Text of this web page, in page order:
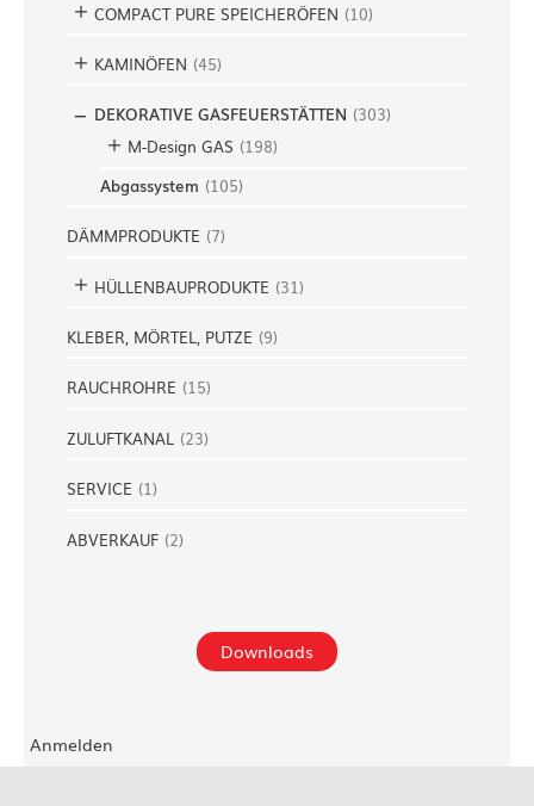
COMPACT PURE SPEICHERÖFEN (10)
KAMINÖFEN (45)
DEKORATIVE GASFEUERSTÄTTEN (303)
M-Design GAS (198)
Abgassystem (105)
DÄMMPRODUKTE (7)
HÜLLENBAUPRODUKTE (31)
KLEBER, MÖRTEL, PUTZE (9)
RAUCHROHRE (15)
ZULUFTKANAL (23)
SERVICE (1)
ABVERKAUF (2)
Downloads
Anmelden